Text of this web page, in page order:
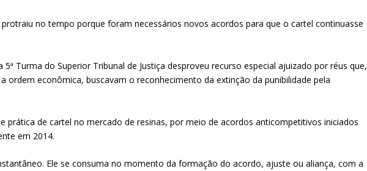
no tempo porque foram necessários novos acordos para que o cartel continuasse
Turma do Superior Tribunal de Justiça desproveu recurso especial ajuizado por réus que,
ordem econômica, buscavam o reconhecimento da extinção da punibilidade pela
prática de cartel no mercado de resinas, por meio de acordos anticompetitivos iniciados
em 2014.
Ele se consuma no momento da formação do acordo, ajuste ou aliança, com a